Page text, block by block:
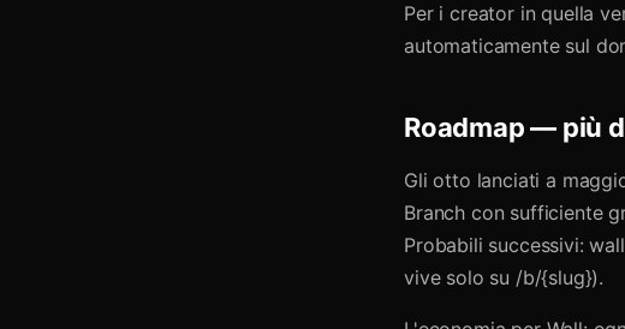
Per i creator in quella
automaticamente sul
Roadmap — più
Gli otto lanciati a
Branch con sufficiente
Probabili successivi:
vive solo su /b/{slug}).